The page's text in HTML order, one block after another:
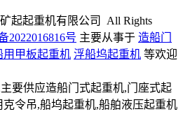
起起重机有限公司 All Rights
2022016816号 主要从事于 造船门
用甲板起重机 浮船坞起重机 等欢迎
要供应造船门式起重机,门座式起
令吊,船坞起重机,船舶液压起重机